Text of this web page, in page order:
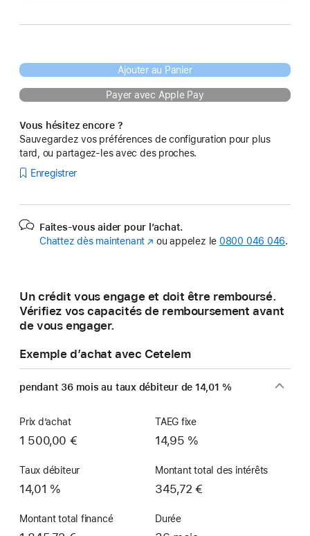
Ajouter au Panier
Payer avec Apple Pay
Vous hésitez encore ?
Sauvegardez vos préférences de configuration pour plus
tard, ou partagez-les avec des proches.
Enregistrer
Faites-vous aider pour l’achat.
Chattez dès maintenant (s’ouvre
fenêtre)
ou appelez le 0800 046 046.
Un crédit vous engage et doit être remboursé.
Vérifiez vos capacités de remboursement avant
de vous engager.
Exemple d’achat avec Cetelem
pendant 36 mois au taux débiteur de 14,01 %
Prix d’achat
1 500,00 €
TAEG fixe
14,95 %
Taux débiteur
14,01 %
Montant total des intérêts
345,72 €
Montant total financé Durée